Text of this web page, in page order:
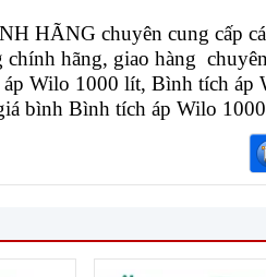
HÃNG chuyên cung cấp
chính hãng, giao hàng
Wilo 1000 lít, Bình tích áp
bình Bình tích áp Wilo